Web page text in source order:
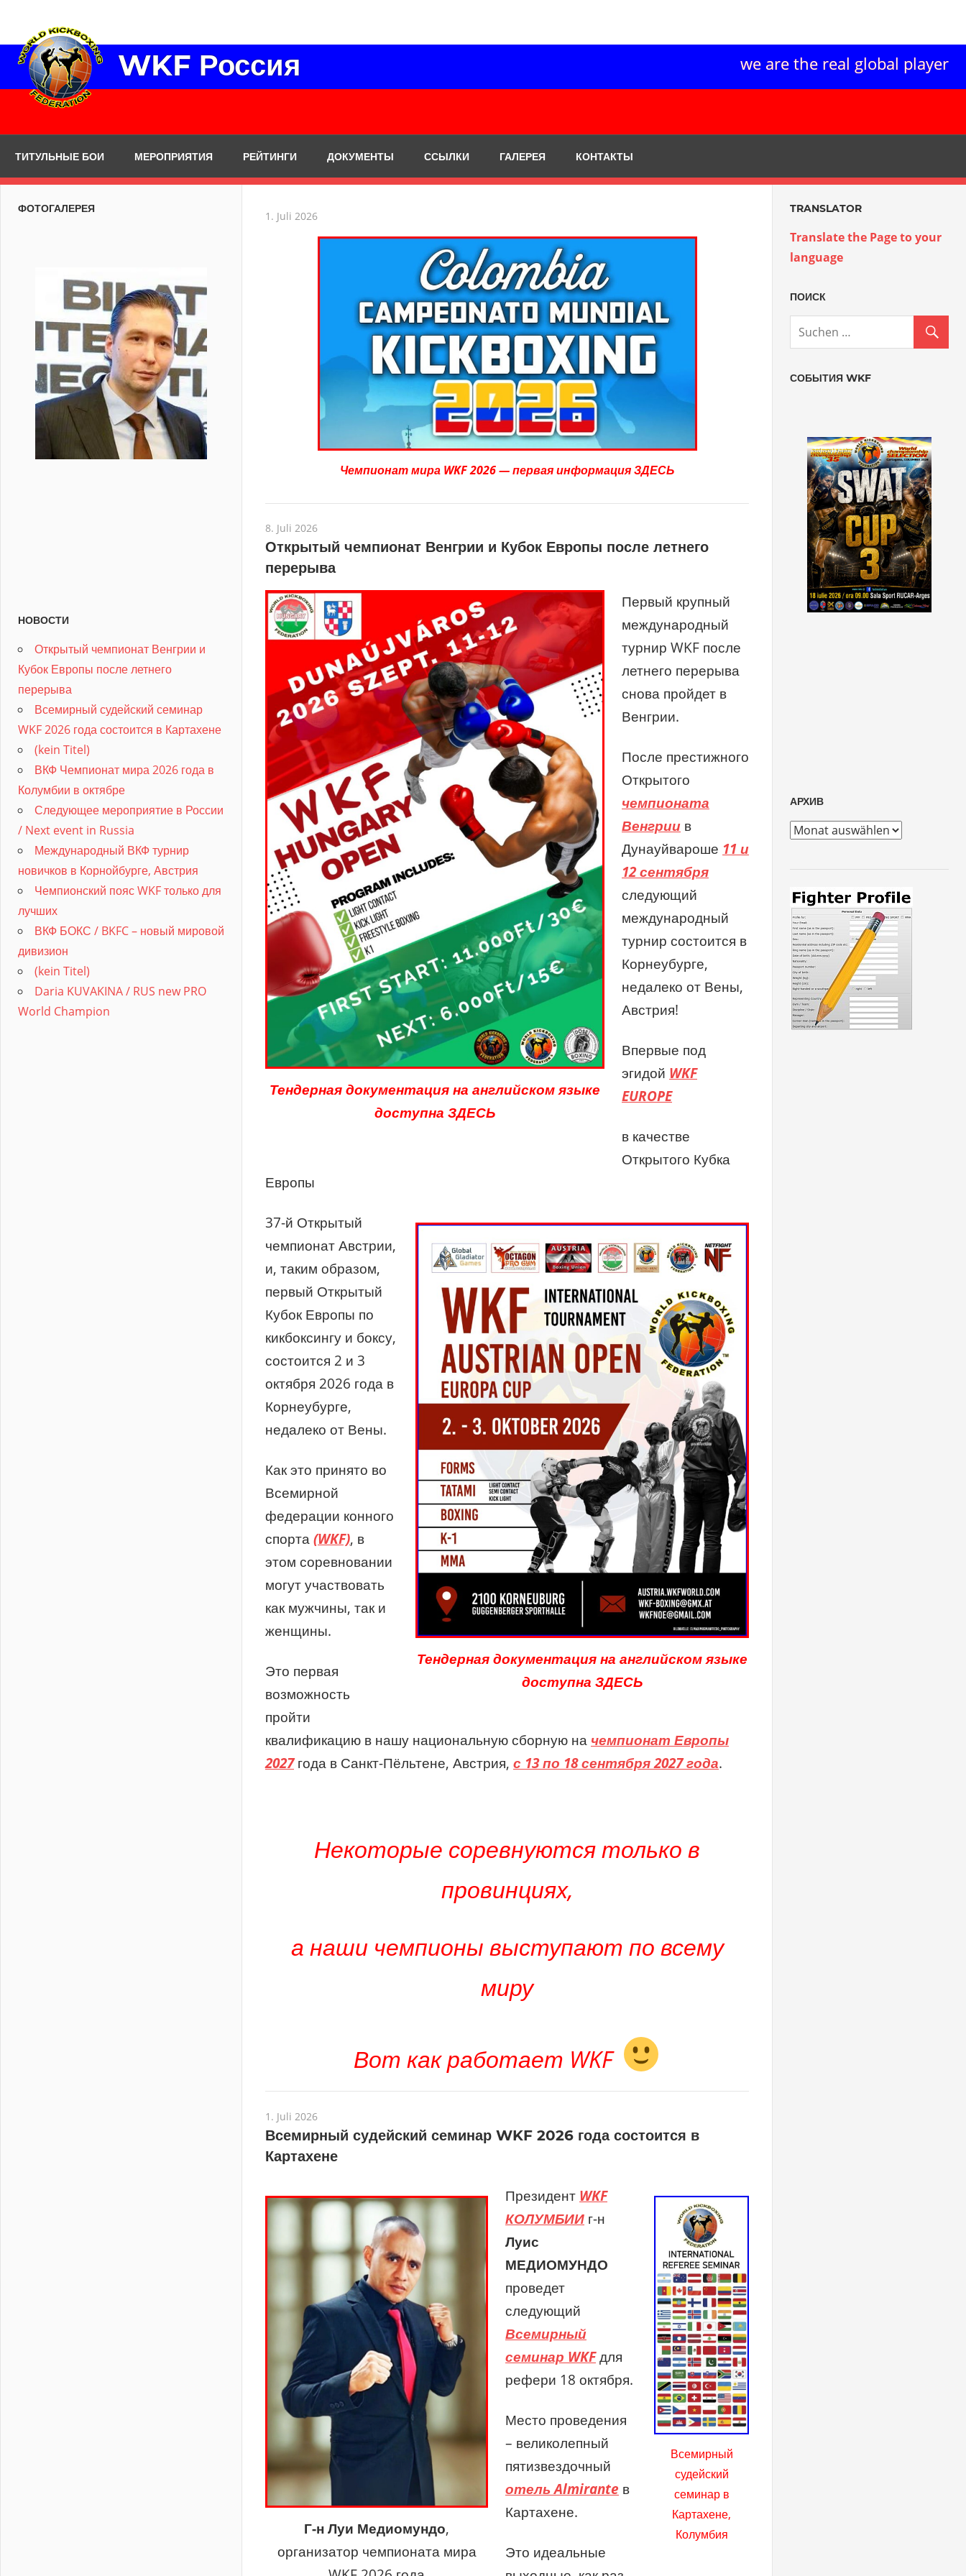
springen
WKF Россия we are the real global player
ТИТУЛЬНЫЕ БОИ МЕРОПРИЯТИЯ РЕЙТИНГИ ДОКУМЕНТЫ ССЫЛКИ ГАЛЕРЕЯ КОНТАКТЫ
1. Juli 2026
Чемпионат мира WKF 2026 — первая информация ЗДЕСЬ
8. Juli 2026
Открытый чемпионат Венгрии и Кубок Европы после летнего
перерыва
Тендерная документация на английском языке
доступна ЗДЕСЬ
Первый крупный
международный
турнир WKF после
летнего перерыва
снова пройдет в
Венгрии.
После престижного
Открытого
чемпионата
Венгрии в
Дунауйвароше 11 и
12 сентября
следующий
международный
турнир состоится в
Корнеубурге,
недалеко от Вены,
Австрия!
Впервые под
эгидой WKF
EUROPE
в качестве
Открытого Кубка
Европы
Тендерная документация на английском языке
доступна ЗДЕСЬ
37-й Открытый
чемпионат Австрии,
и, таким образом,
первый Открытый
Кубок Европы по
кикбоксингу и боксу,
состоится 2 и 3
октября 2026 года в
Корнеубурге,
недалеко от Вены.
Как это принято во
Всемирной
федерации конного
спорта (WKF), в
этом соревновании
могут участвовать
как мужчины, так и
женщины.
Это первая
возможность
пройти
квалификацию в нашу национальную сборную на чемпионат Европы
2027года в Санкт-Пёльтене, Австрия, с 13 по 18 сентября 2027 года.
Некоторые соревнуются только в
провинциях,
а наши чемпионы выступают по всему
миру
Вот как работает WKF
1. Juli 2026
Всемирный судейский семинар WKF 2026 года состоится в
Картахене
Г-н Луи Медиомундо,
организатор чемпионата мира
Всемирный
судейский
семинар в
Картахене,
Колумбия
Президент WKF
КОЛУМБИИ г-н
Луис
МЕДИОМУНДО
проведет
следующий
Всемирный
семинар WKFдля
рефери 18 октября.
Место проведения
– великолепный
пятизвездочный
отель Almirante в
Картахене.
Это идеальные
ФОТОГАЛЕРЕЯ
НОВОСТИ
Открытый чемпионат Венгрии и
Кубок Европы после летнего
перерыва
Всемирный судейский семинар
WKF 2026 года состоится в Картахене
(kein Titel)
ВКФ Чемпионат мира 2026 года в
Колумбии в октябре
Следующее мероприятие в России
/ Next event in Russia
Международный ВКФ турнир
новичков в Корнойбурге, Австрия
Чемпионский пояс WKF только для
лучших
ВКФ БОКС / BKFC – новый мировой
дивизион
(kein Titel)
Daria KUVAKINA / RUS new PRO
World Champion
TRANSLATOR
Translate the Page to your
language
ПОИСК
СОБЫТИЯ WKF
АРХИВ
архив